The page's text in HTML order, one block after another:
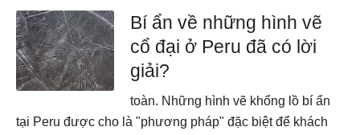
Bí ẩn về những hình vẽ
cổ đại ở Peru đã có lời
giải?
toàn. Những hình vẽ khổng lồ bí ẩn
tại Peru được cho là "phương pháp" đặc biệt để khách